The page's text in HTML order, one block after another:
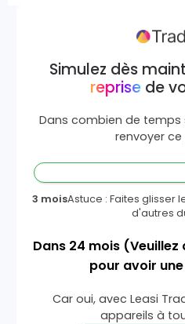
Simulez dès
reprisede
Dans combien de temps
renvoyer
3 moisAstuce : Faites glisser
d'autres
Dans 24 mois (Veuillez
pour avoir
Car oui, avec Leasi
appareils à